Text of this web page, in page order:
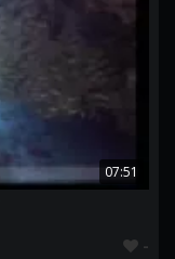
07:51
-